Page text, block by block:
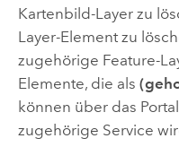
Kartenbild-Layer zu
Layer-Element zu
zugehörige Feature-
Elemente, die als
können über das
zugehörige Service